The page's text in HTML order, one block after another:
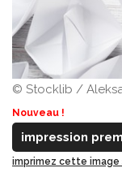
© Stocklib /
Nouveau !
impression
imprimez cette image